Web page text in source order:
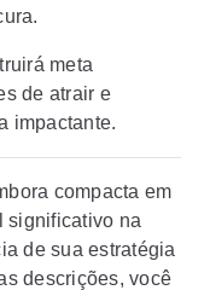
meta
de atrair e
impactante.
compacta em
significativo na
de sua estratégia
descrições, você